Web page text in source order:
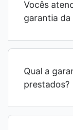
Vocês
garantia da
Qual a
prestados?